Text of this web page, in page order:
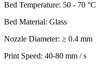
Bed Temperature: 50 - 70 °C
Bed Material: Glass
Nozzle Diameter: ≥ 0.4 mm
Print Speed: 40-80 mm / s